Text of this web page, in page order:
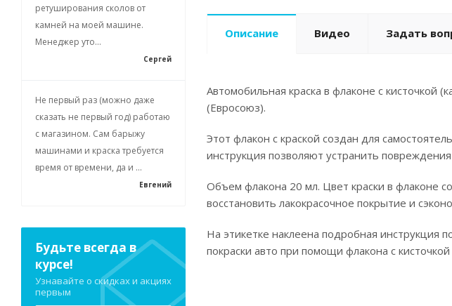
Описание Видео Задать
Автомобильная краска в флаконе с кисточкой
(Евросоюз).
Этот флакон с краской создан для
инструкция позволяют устранить
Объем флакона 20 мл. Цвет краски в флаконе
восстановить лакокрасочное покрытие и
На этикетке наклеена подробная инструкция
покраски авто при помощи флакона с
ретуширования сколов от
камней на моей машине.
Менеджер уто...
Сергей
Не первый раз (можно даже
сказать не первый год) работаю
с магазином. Сам барыжу
машинами и краска требуется
время от времени, да и ...
Евгений
Будьте всегда в
курсе!
Узнавайте о скидках и акциях
первым